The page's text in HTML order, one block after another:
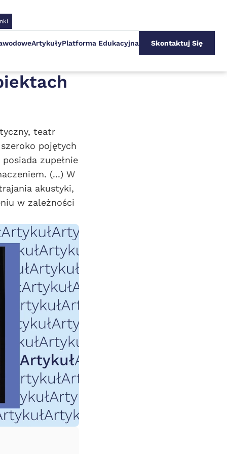
ArtykułyPlatforma Edukacyjna Skontaktuj Się
teatr
pojętych
zupełnie
(...) W
akustyki,
w zależności